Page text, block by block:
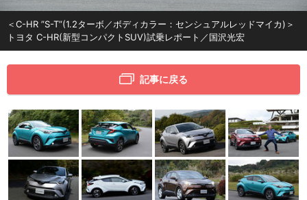
＜C-HR ”S-T”(1.2ターボ／ボディカラー：センシュアルレッドマイカ)＞
トヨタ C-HR(新型コンパクトSUV)試乗レポート／国沢光宏
記事に戻る